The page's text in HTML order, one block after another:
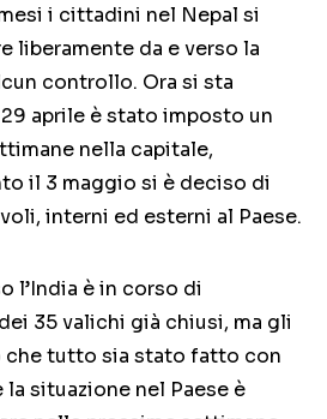
i cittadini nel Nepal si
liberamente da e verso la
controllo. Ora si sta
aprile è stato imposto un
nella capitale,
il 3 maggio si è deciso di
interni ed esterni al Paese.
l’India è in corso di
35 valichi già chiusi, ma gli
che tutto sia stato fatto con
situazione nel Paese è